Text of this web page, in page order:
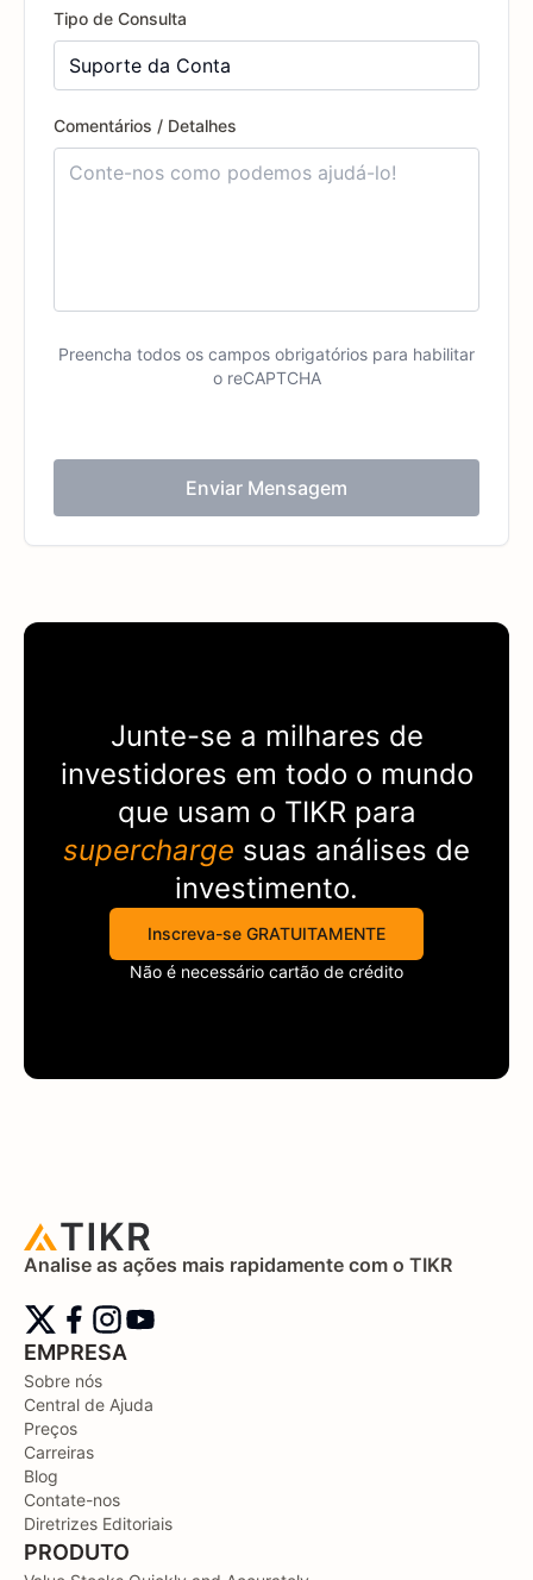
Tipo de Consulta
Comentários / Detalhes
Preencha todos os campos obrigatórios para habilitar
o reCAPTCHA
Enviar Mensagem
Junte-se a milhares de
investidores em todo o mundo
que usam o TIKRpara
supercharge suas análises de
investimento.
Inscreva-se GRATUITAMENTE
Não é necessário cartão de crédito
Analise as ações mais rapidamente com o TIKR
EMPRESA
Sobre nós
Central de Ajuda
Preços
Carreiras
Blog
Contate-nos
Diretrizes Editoriais
PRODUTO